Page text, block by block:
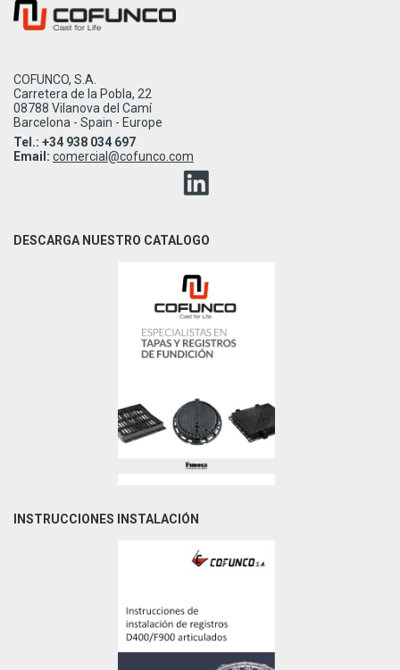
COFUNCO, S.A.
Carretera de la Pobla, 22
08788 Vilanova del Camí
Barcelona - Spain - Europe
Tel.: +34 938 034 697
Email: comercial@cofunco.com
DESCARGA NUESTRO CATALOGO
INSTRUCCIONES INSTALACIÓN